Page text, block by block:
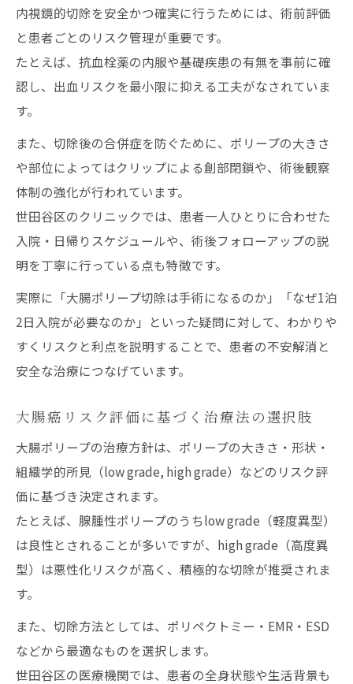
内視鏡的切除を安全かつ確実に行うためには、術前評価
と患者ごとのリスク管理が重要です。
たとえば、抗血栓薬の内服や基礎疾患の有無を事前に確
認し、出血リスクを最小限に抑える工夫がなされていま
す。
また、切除後の合併症を防ぐために、ポリープの大きさ
や部位によってはクリップによる創部閉鎖や、術後観察
体制の強化が行われています。
世田谷区のクリニックでは、患者一人ひとりに合わせた
入院・日帰りスケジュールや、術後フォローアップの説
明を丁寧に行っている点も特徴です。
実際に「大腸ポリープ切除は手術になるのか」「なぜ1泊
2日入院が必要なのか」といった疑問に対して、わかりや
すくリスクと利点を説明することで、患者の不安解消と
安全な治療につなげています。
大腸癌リスク評価に基づく治療法の選択肢
大腸ポリープの治療方針は、ポリープの大きさ・形状・
組織学的所見（low grade, high grade）などのリスク評
価に基づき決定されます。
たとえば、腺腫性ポリープのうちlow grade（軽度異型）
は良性とされることが多いですが、high grade（高度異
型）は悪性化リスクが高く、積極的な切除が推奨されま
す。
また、切除方法としては、ポリペクトミー・EMR・ESD
などから最適なものを選択します。
世田谷区の医療機関では、患者の全身状態や生活背景も